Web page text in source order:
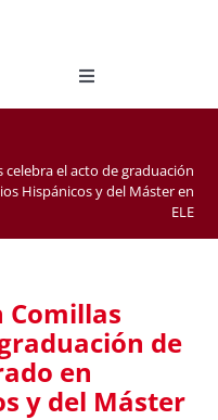
Toggle
Navigation
celebra el acto de graduación
Hispánicos y del Máster en
ELE
Comillas
de
en
y del Máster